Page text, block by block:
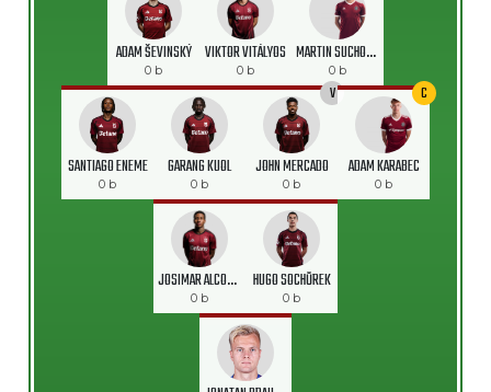
ADAM ŠEVINSKÝ
0 b
VIKTOR VITÁLYOS
0 b
MARTIN SUCHOMEL
0 b
SANTIAGO ENEME
0 b
GARANG KUOL
0 b
V
JOHN MERCADO
0 b
C
ADAM KARABEC
0 b
JOSIMAR ALCOCER
0 b
HUGO SOCHŮREK
0 b